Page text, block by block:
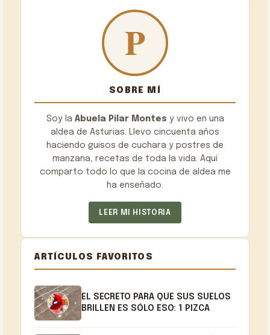
SOBRE MÍ
Soy la Abuela Pilar Montes y vivo en una
aldea de Asturias. Llevo cincuenta años
haciendo guisos de cuchara y postres de
manzana, recetas de toda la vida. Aquí
comparto todo lo que la cocina de aldea me
ha enseñado.
LEER MI HISTORIA
ARTÍCULOS FAVORITOS
EL SECRETO PARA QUE SUS SUELOS
BRILLEN ES SÓLO ESO: 1 PIZCA